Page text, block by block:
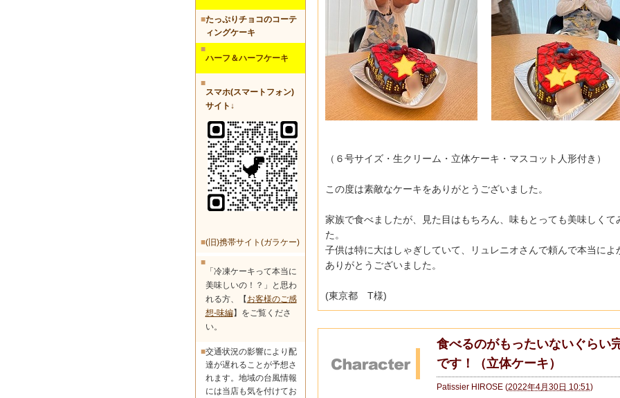
■たっぷりチョコのコーテ
ィングケーキ
■
ハーフ＆ハーフケーキ
■
スマホ(スマートフォン)
サイト↓
■(旧)携帯サイト(ガラケー)
■
「冷凍ケーキって本当に
美味しいの！？」と思わ
れる方、【 お客様のご感
想-味編】をご覧くださ
い。
■交通状況の影響により配
達が遅れることが予想さ
れます。地域の台風情報
には当店も気を付けてお
（６号サイズ・生クリーム・立体ケーキ・マスコット人形付き）
この度は素敵なケーキをありがとうございました。
家族で食べましたが、見た目はもちろん、 味もとっても美味しくて
た。
子供は特に大はしゃぎしていて、
リュレニオさんで頼んで本当によ
ありがとうございました。
(東京都 T様)
食べるのがもったいないぐらい
です！（立体ケーキ）
Patissier HIROSE(2022年4月30日 10:51)